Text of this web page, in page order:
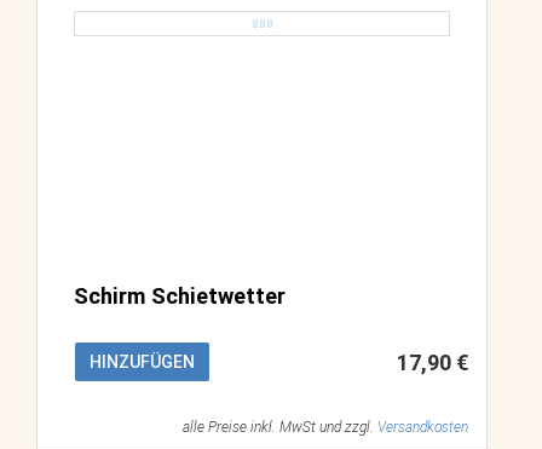
Schirm Schietwetter
HINZUFÜGEN 17,90 €
alle Preise inkl. MwSt und zzgl. Versandkosten